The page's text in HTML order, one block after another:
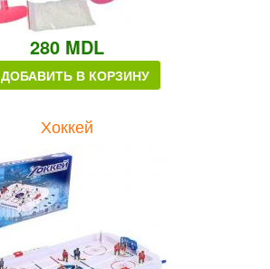
280 MDL
ДОБАВИТЬ В КОРЗИНУ
Хоккей